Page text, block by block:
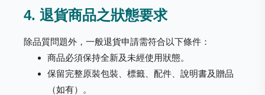
4. 退貨商品之狀態要求
除品質問題外，一般退貨申請需符合以下條件：
商品必須保持全新及未經使用狀態。
保留完整原裝包裝、標籤、配件、說明書及贈品
（如有）。